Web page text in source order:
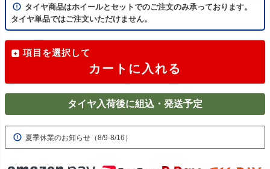
タイヤ商品はホイールとセットでのご注文のみ承っております。
タイヤ単品ではご注文いただけません。
項目を選択して
カートに入れる
タイヤ入荷後に組込・発送予定
夏季休業のお知らせ（8/9-8/16）